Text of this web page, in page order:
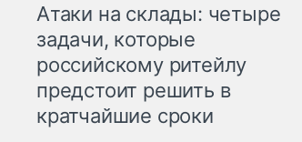
Атаки на склады: четыре
задачи, которые
российскому ритейлу
предстоит решить в
кратчайшие сроки